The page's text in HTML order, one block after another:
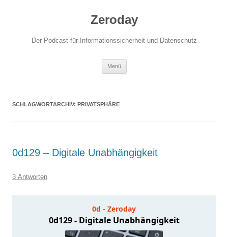
Zeroday
Der Podcast für Informationssicherheit und Datenschutz
Menü
SCHLAGWORTARCHIV: PRIVATSPHÄRE
0d129 – Digitale Unabhängigkeit
3 Antworten